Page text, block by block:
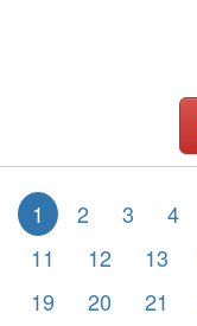
1 2 3 4
11
12 13
19
20 21